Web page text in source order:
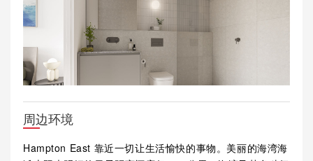
周边环境
Hampton East 靠近一切让生活愉快的事物。美丽的海湾海